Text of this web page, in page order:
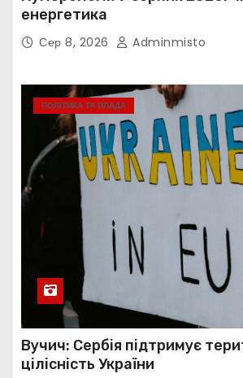
енергетика
Сер 8, 2026 Adminmisto
ПОЛІТИКА ТА ВЛАДА
Вучич: Сербія підтримує
цілісність України